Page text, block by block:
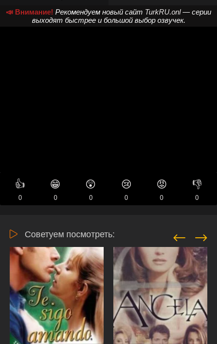
📣 Внимание! Рекомендуем новый сайт TurkRU.onl— серии
выходят быстрее и большой выбор озвучек.
👍
0
😁
0
😲
0
😢
0
😡
0
👎
0
Советуем посмотреть: